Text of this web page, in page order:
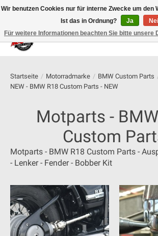
100% schweizer Onlineshop für Dein Motorrad
Startseite / Motorradmarke / BMW Custom Parts
NEW - BMW R18 Custom Parts - NEW
Motparts -
Custom
Motparts - BMW R18 Custom Parts -
- Lenker - Fender - Bobber Kit
Wir benutzen Cookies nur für interne Zwecke um den
Ist das in Ordnung?
Ja
Für weitere Informationen beachten Sie bitte unsere